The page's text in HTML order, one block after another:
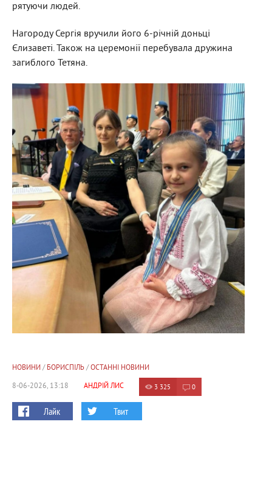
рятуючи людей.
Нагороду Сергія вручили його 6-річній доньці
Єлизаветі. Також на церемонії перебувала дружина
загиблого Тетяна.
НОВИНИ/ БОРИСПІЛЬ/ОСТАННІ НОВИНИ
8-06-2026, 13:18
АНДРІЙ ЛИС 3 325 0
Лайк Твит